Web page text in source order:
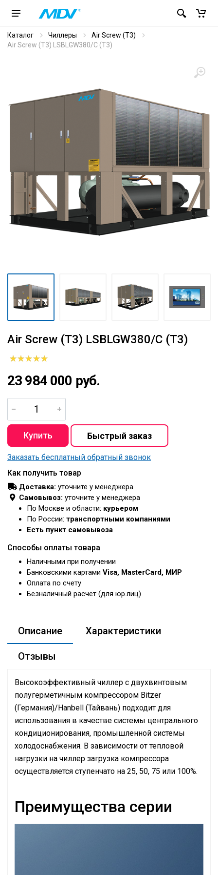
Каталог Чиллеры
Air Screw (T3)
Air Screw (T3) LSBLGW380/C (T3)
Air Screw (T3) LSBLGW380/C (T3)
23 984 000 руб.
Заказать бесплатный обратный звонок
Как получить товар
Доставка: уточните у менеджера
Самовывоз: уточните у менеджера
По Москве и области: курьером
По России: транспортными компаниями
Есть пункт самовывоза
Способы оплаты товара
Наличными при получении
Банковскими картами Visa, MasterCard, МИР
Оплата по счету
Безналичный расчет (для юр.лиц)
Описание Характеристики
Отзывы
Высокоэффективный чиллер с двухвинтовым
полугерметичным компрессором Bitzer
(Германия)/Hanbell (Тайвань) подходит для
использования в качестве системы центрального
кондиционирования, промышленной системы
холодоснабжения. В зависимости от тепловой
нагрузки на чиллер загрузка компрессора
осуществляется ступенчато на 25, 50, 75 или 100%.
Преимущества серии